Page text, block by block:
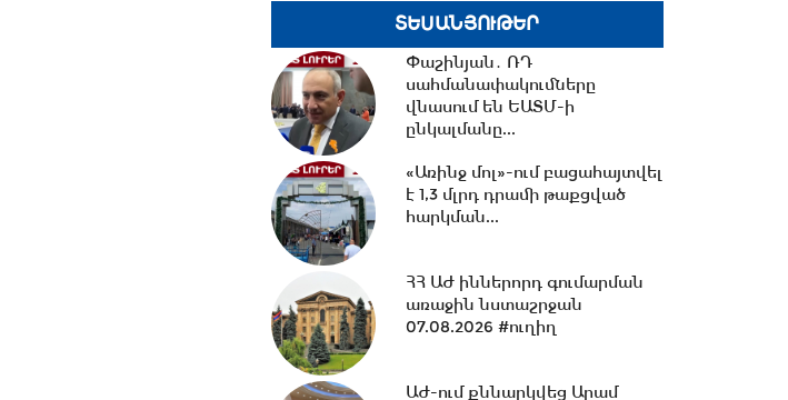
15:06 -ԵԱՏՄ-ում առկա
տարաձայնություններից
տուժում են բոլոր
կողմերը.Լևոնյան
ընտրակաշառքի միջոցով է
հայտնվել Խորհրդարանում....
14:42 - Վարչապետի
որոշումներով՝ ԲՏԱ
փոխնախարարն ու
14:23 -Քրիստիննե
ՏԵՍԱՆՅՈՒԹԵՐ
Փաշինյան․ ՌԴ
սահմանափակումները
վնասում են ԵԱՏՄ-ի
ընկալմանը...
«Առինջ մոլ»-ում բացահայտվել
է 1,3 մլրդ դրամի թաքցված
հարկման...
ՀՀ ԱԺ իններորդ գումարման
առաջին նստաշրջան
07.08.2026 #ուղիղ
ԱԺ-ում քննարկվեց Արամ